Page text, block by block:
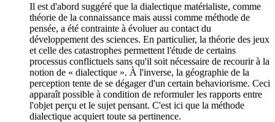
Il est d'abord suggéré que la dialectique matérialiste, comme
théorie de la connaissance mais aussi comme méthode de
pensée, a été contrainte à évoluer au contact du
développement des sciences. En particulier, la théorie des jeux
et celle des catastrophes permettent l'étude de certains
processus conflictuels sans qu'il soit nécessaire de recourir à la
notion de « dialectique ». À l'inverse, la géographie de la
perception tente de se dégager d'un certain behaviorisme. Ceci
apparaît possible à condition de reformuler les rapports entre
l'objet perçu et le sujet pensant. C'est ici que la méthode
dialectique acquiert toute sa pertinence.